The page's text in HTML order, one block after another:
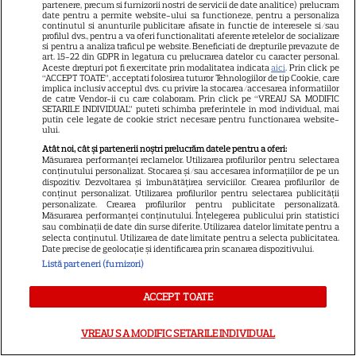
Avantaje
Elle
Unica
Retete practice
URMĂREȘTE-NE PE
Copyright2026 Ringier Romania – Toate Drepturile rezervate
Pariază responsabil! Decizia ONJN nr. 821/25.09.2025.
Jocurile de noroc sunt interzise minorilor.
partenere, precum si furnizorii nostri de servicii de date analitice) prelucram
date pentru a permite website-ului sa functioneze, pentru a personaliza
continutul si anunturile publicitare afisate in functie de interesele si/sau
profilul dvs., pentru a va oferi functionalitati aferente retelelor de socializare
si pentru a analiza traficul pe website. Beneficiati de drepturile prevazute de
art. 15-22 din GDPR in legatura cu prelucrarea datelor cu caracter personal.
Aceste drepturi pot fi exercitate prin modalitatea indicataaici. Prin click pe
“ACCEPT TOATE”, acceptati folosirea tuturor Tehnologiilor de tip Cookie, care
implica inclusiv acceptul dvs. cu privire la stocarea/accesarea informatiilor
de catre Vendor-ii cu care colaboram. Prin click pe “VREAU SA MODIFIC
SETARILE INDIVIDUAL” puteti schimba preferintele in mod individual, mai
putin cele legate de cookie strict necesare pentru functionarea website-
ului.
Atât noi, cât și partenerii noștri prelucrăm datele pentru a oferi:
Măsurarea performanței reclamelor. Utilizarea profilurilor pentru selectarea
conținutului personalizat. Stocarea și/sau accesarea informațiilor de pe un
dispozitiv. Dezvoltarea și îmbunătățirea serviciilor. Crearea profilurilor de
conținut personalizat. Utilizarea profilurilor pentru selectarea publicității
personalizate. Crearea profilurilor pentru publicitate personalizată.
Măsurarea performanței conținutului. Înțelegerea publicului prin statistici
sau combinații de date din surse diferite. Utilizarea datelor limitate pentru a
selecta conținutul. Utilizarea de date limitate pentru a selecta publicitatea.
Date precise de geolocație și identificarea prin scanarea dispozitivului.
Listă parteneri (furnizori)
ACCEPT TOATE
VREAU SA MODIFIC SETARILE INDIVIDUAL